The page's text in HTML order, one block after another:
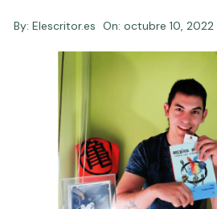
By: Elescritor.es On:octubre 10, 2022